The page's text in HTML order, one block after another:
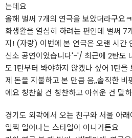
는데요
올해 벌써 7개의 연극을 보았더라구요
화생활을 열심히 하려는 편인데 벌써 7
지! (자랑) 이번에 본 연극은 오랜 시간
신소 공연이었습니다'-'/ 최근에 2탄도
도 1탄부터 봐야하지 않겠나 싶어 1탄을
제 돈을 지불하고 본 만큼 음,,솔직한 비
에요 칭찬할 건 칭찬하고 아쉬운 건 말
경기도 외곽에서 오는 친구와 서울 아
일찍 일어나는 스타일이 아니거든요